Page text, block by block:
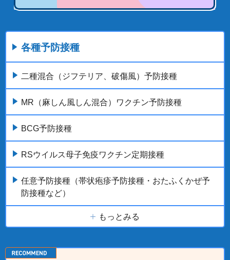
各種予防接種
二種混合（ジフテリア、破傷風）予防接種
MR（麻しん風しん混合）ワクチン予防接種
BCG予防接種
RSウイルス母子免疫ワクチン定期接種
任意予防接種（帯状疱疹予防接種・おたふくかぜ予
防接種など）
もっとみる